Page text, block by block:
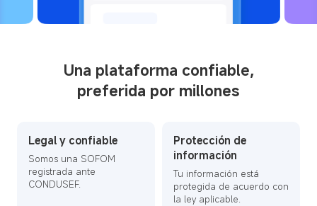
Una plataforma confiable,
preferida por millones
Legal y confiable
Somos una SOFOM
registrada ante
CONDUSEF.
Protección de
información
Tu información está
protegida de acuerdo con
la ley aplicable.